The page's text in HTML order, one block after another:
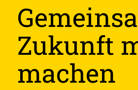
Zukunft
machen